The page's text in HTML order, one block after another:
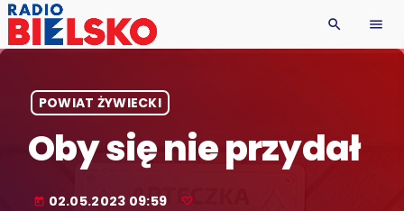
search menu
POWIAT ŻYWIECKI
Oby się nie przydał
today 02.05.2023 09:59